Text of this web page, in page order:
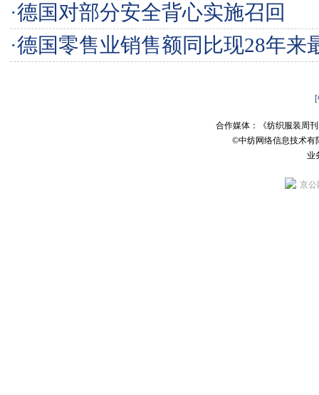
·德国对部分安全背心实施召回
·德国零售业销售额同比现28年来
合作媒体：《纺织服装周
©中纺网络信息技术
业
京公